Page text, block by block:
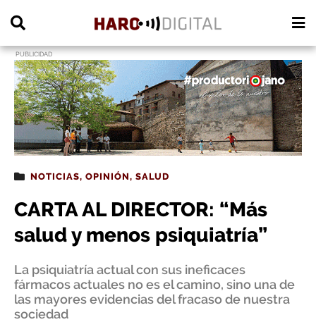
PUBLICIDAD
NOTICIAS, OPINIÓN, SALUD
CARTA AL DIRECTOR: “Más
salud y menos psiquiatría”
La psiquiatría actual con sus ineficaces
fármacos actuales no es el camino, sino una de
las mayores evidencias del fracaso de nuestra
sociedad